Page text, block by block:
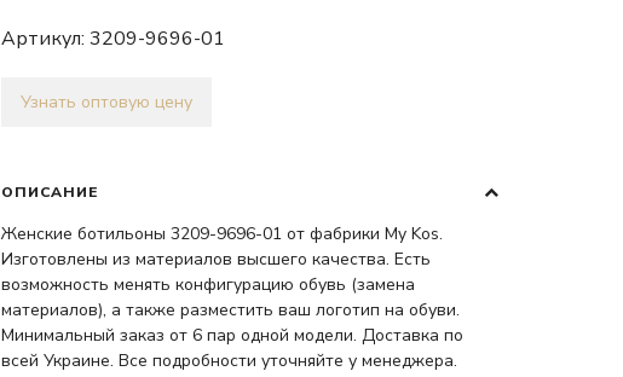
Артикул: 3209-9696-01
Узнать оптовую цену
ОПИСАНИЕ
Женские ботильоны 3209-9696-01 от фабрики My Kos.
Изготовлены из материалов высшего качества. Есть
возможность менять конфигурацию обувь (замена
материалов), а также разместить ваш логотип на обуви.
Минимальный заказ от 6 пар одной модели. Доставка по
всей Украине. Все подробности уточняйте у менеджера.